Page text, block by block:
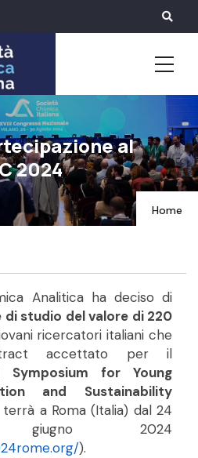
actions
al
2024
Home
Analitica ha deciso di
di studio del valore di 220
ricercatori italiani che
accettato per il
Symposium for Young
and Sustainability
a Roma (Italia) dal 24
2024
).